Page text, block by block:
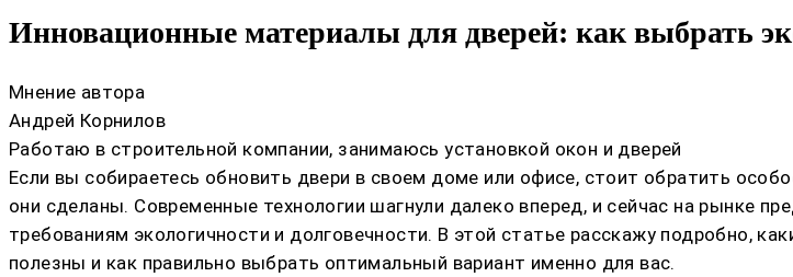
Инновационные материалы для дверей: как выбрать
Мнение автора
Андрей Корнилов
Работаю в строительной компании, занимаюсь установкой окон и дверей
Если вы собираетесь обновить двери в своем доме или офисе, стоит обратить
они сделаны. Современные технологии шагнули далеко вперед, и сейчас на рынке
требованиям экологичности и долговечности. В этой статье расскажу подробно,
полезны и как правильно выбрать оптимальный вариант именно для вас.